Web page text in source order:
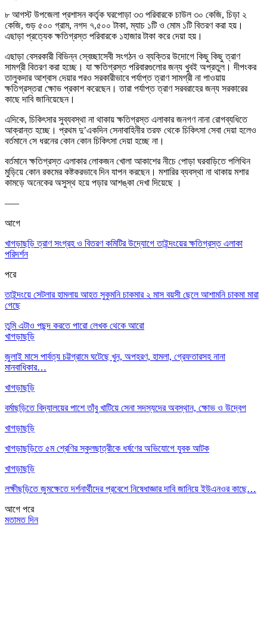
৮ আগস্ট উপজেলা প্রশাসন কর্তৃক ঘরপোড়া ৩৩ পরিবারকে চাউল ৩০ কেজি, চিড়া ২
কেজি, গুড় ৫০০ গ্রাম, নগদ ৭,৫০০ টাকা, ম্যাচ ১টি ও মোম ১টি বিতরণ করা হয়।
এছাড়া প্রত্যেক ক্ষতিগ্রস্ত পরিবারকে ১হাজার টাকা করে দেয়া হয়।
এছাড়া বেসরকারী বিভিন্ন স্বেচ্ছাসেবী সংগঠন ও ব্যক্তির উদোগে কিছু কিছু ত্রাণ
সামগ্রী বিতরণ করা হচ্ছে। যা ক্ষতিগ্রস্ত পরিবারগুলোর জন্য খুবই অপ্রতুল। দীপংকর
তালুকদার আশ্বাস দেয়ার পরও সরকারীভাবে পর্যাপ্ত ত্রাণ সামগ্রী না পাওয়ায়
ক্ষতিগ্রস্তরা ক্ষোভ প্রকাশ করেছেন। তারা পর্যাপ্ত ত্রাণ সরবরাহের জন্য সরকারের
কাছে দাবি জানিয়েছেন।
এদিকে, চিকিৎসার সুব্যবস্থা না থাকায় ক্ষতিগ্রস্ত এলাকার জনগণ নানা রোগব্যধিতে
আক্রান্ত হচ্ছে। প্রথম দু’একদিন সেনাবাহিনীর তরফ থেকে চিকিৎসা সেবা দেয়া হলেও
বর্তমানে সে ধরনের কোন কোন চিকিৎসা দেয়া হচ্ছে না।
বর্তমানে ক্ষতিগ্রস্ত এলাকার লোকজনখোলা আকাশের নীচে পোড়া ঘরবাড়িতে পলিথিন
মুড়িয়ে কোন রকমের কষ্টকরভাবে দিন যাপন করছেন। মশারির ব্যবস্থা না থাকায় মশার
কামড়ে অনেকের অসুস্থ হয়ে পড়ার আশঙ্কা দেখা দিয়েছে ।
—–
আগে
খাগড়াছড়ি ত্রাণ সংগ্রহ ও বিতরণ কমিটির উদ্যোগে তাইন্দংয়ের ক্ষতিগ্রস্ত এলাকা
পরিদর্শন
পরে
তাইন্দংয়ে সেটলার হামলায় আহত সুকুমনি চাকমার ২ মাস বয়সী ছেলে আশামনি চাকমা মারা
গেছে
তুমি এটাও পছন্দ করতে পারো লেখক থেকে আরো
খাগড়াছড়ি
জুলাই মাসে পার্বত্য চট্টগ্রামে ঘটেছে খুন, অপহরণ, হামলা, গ্রেফতারসহ নানা
মানবাধিকার…
খাগড়াছড়ি
বর্মাছড়িতে বিদ্যালয়ের পাশে তাঁবু খাটিয়ে সেনা সদস্যদের অবস্থান, ক্ষোভ ও উদ্বেগ
খাগড়াছড়ি
খাগড়াছড়িতে ৫ম শ্রেণির স্কুলছাত্রীকে ধর্ষণের অভিযোগে যুবক আটক
খাগড়াছড়ি
লক্ষীছড়িতে জুমক্ষেতে দর্শনার্থীদের প্রবেশে নিষেধাজ্ঞার দাবি জানিয়ে ইউএনওর কাছে…
আগে পরে
মতামত দিন